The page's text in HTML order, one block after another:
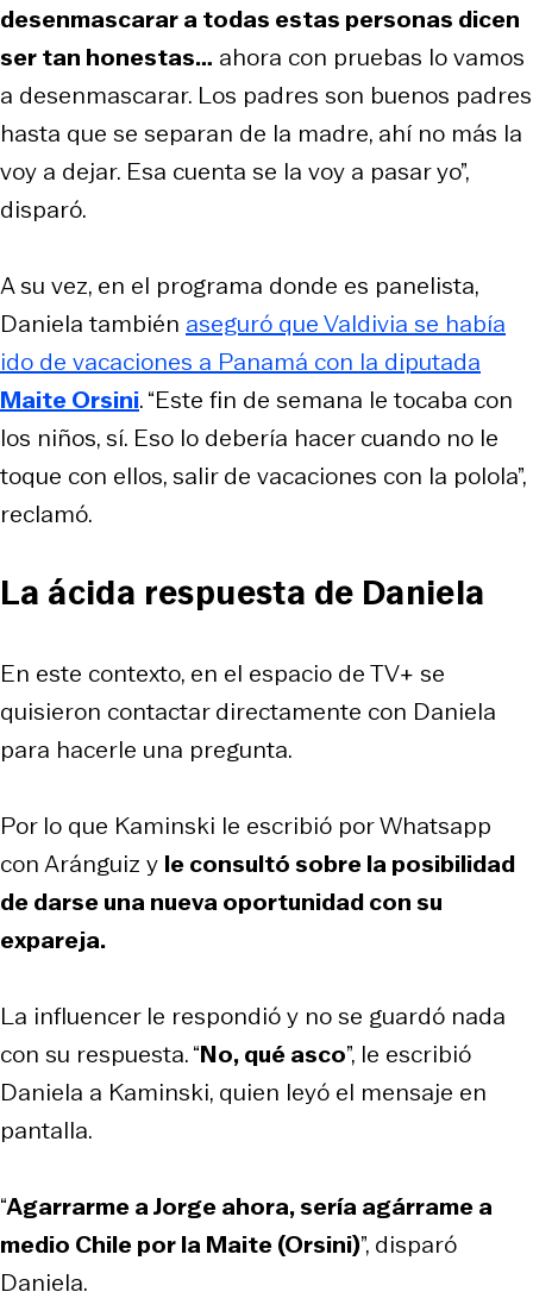
desenmascarar a todas estas personas dicen
ser tan honestas… ahora con pruebas lo vamos
a desenmascarar. Los padres son buenos padres
hasta que se separan de la madre, ahí no más la
voy a dejar. Esa cuenta se la voy a pasar yo”,
disparó.
A su vez, en el programa donde es panelista,
Daniela también aseguró que Valdivia se había
ido de vacaciones a Panamá con la diputada
Maite Orsini. “Este fin de semana le tocaba con
los niños, sí. Eso lo debería hacer cuando no le
toque con ellos, salir de vacaciones con la polola”,
reclamó.
La ácida respuesta de Daniela
En este contexto, en el espacio de TV+ se
quisieron contactar directamente con Daniela
para hacerle una pregunta.
Por lo que Kaminski le escribió por Whatsapp
con Aránguiz y le consultó sobre la posibilidad
de darse una nueva oportunidad con su
expareja.
La influencer le respondió y no se guardó nada
con su respuesta. “No, qué asco”, le escribió
Daniela a Kaminski, quien leyó el mensaje en
pantalla.
“Agarrarme a Jorge ahora, sería agárrame a
medio Chile por la Maite (Orsini)”, disparó
Daniela.